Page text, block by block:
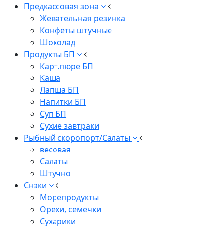
Предкассовая зона
Жевательная резинка
Конфеты штучные
Шоколад
Продукты БП
Карт.пюре БП
Каша
Лапша БП
Напитки БП
Суп БП
Сухие завтраки
Рыбный скоропорт/Салаты
весовая
Салаты
Штучно
Снэки
Морепродукты
Орехи, семечки
Сухарики